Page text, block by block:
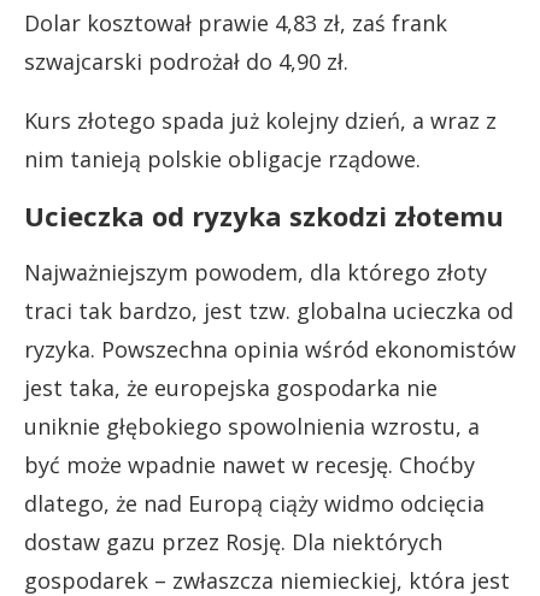
Dolar kosztował prawie 4,83 zł, zaś frank
szwajcarski podrożał do 4,90 zł.
Kurs złotego spada już kolejny dzień, a wraz z
nim tanieją polskie obligacje rządowe.
Ucieczka od ryzyka szkodzi złotemu
Najważniejszym powodem, dla którego złoty
traci tak bardzo, jest tzw. globalna ucieczka od
ryzyka. Powszechna opinia wśród ekonomistów
jest taka, że europejska gospodarka nie
uniknie głębokiego spowolnienia wzrostu, a
być może wpadnie nawet w recesję. Choćby
dlatego, że nad Europą ciąży widmo odcięcia
dostaw gazu przez Rosję. Dla niektórych
gospodarek – zwłaszcza niemieckiej, która jest